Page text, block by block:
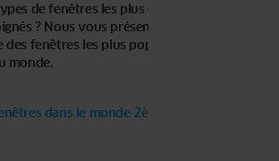
de fenêtres les plus couramment utilisés
? Nous vous présentons la troisième
fenêtres les plus populaires dans
monde.
dans le monde 2ème partie.